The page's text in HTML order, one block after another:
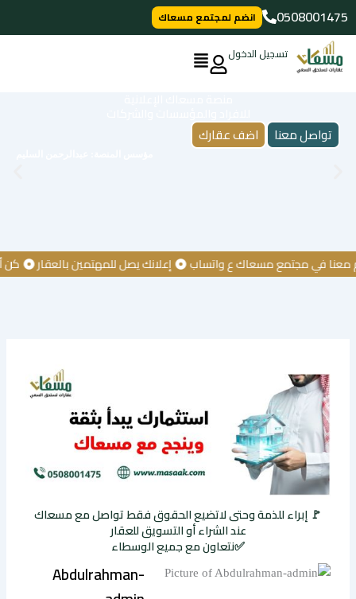
تخطي
إلى
المحتوى
0508001475
انضم لمجتمع مسعاك
تسجيل الدخول
تواصل معنا اضف عقارك
في مجتمع مسعاك ع واتساب إعلانك يصل للمهتمين بالعقار كن أول
🚩 إبراء للذمة وحتى لاتضيع الحقوق فقط تواصل مع مسعاك
عند الشراء أو التسويق للعقار
✅نتعاون مع جميع الوسطاء
Abdulrahman-